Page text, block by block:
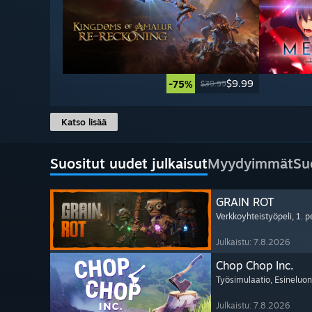
-75% $39.99$9.99
Katso lisää
Suositut uudet julkaisutMyydyimmät
GRAIN ROT
Verkkoyhteistyöpeli, 1.
Julkaistu: 7.8.2026
Chop Chop Inc.
Työsimulaatio,
Julkaistu: 7.8.2026